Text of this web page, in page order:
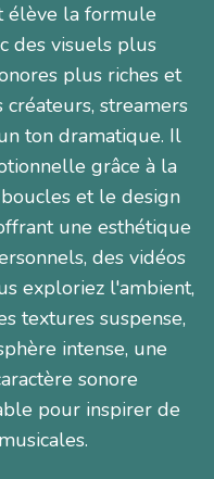
élève la formule
des visuels plus
plus riches et
streamers
ton dramatique. Il
grâce à la
et le design
une esthétique
des vidéos
exploriez l'ambient,
textures suspense,
intense, une
sonore
pour inspirer de